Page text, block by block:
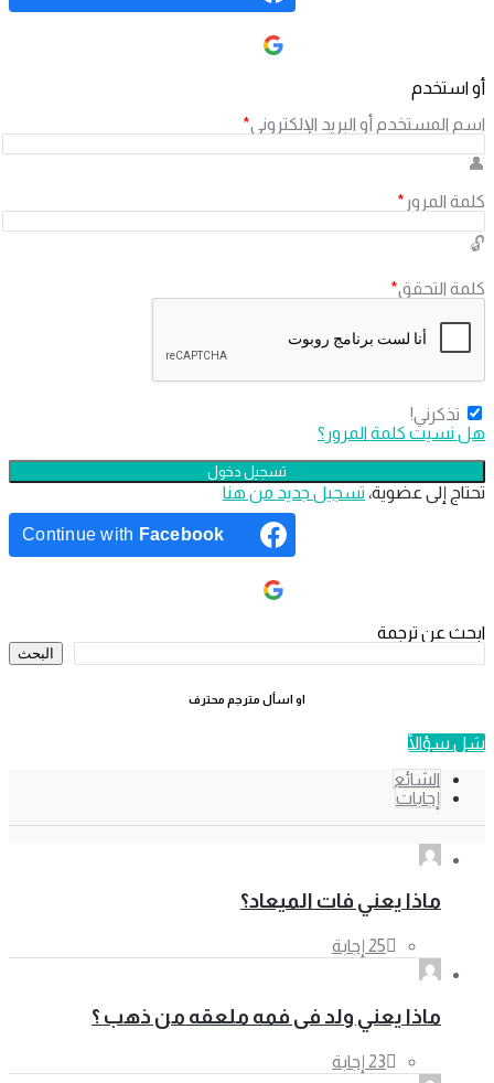
أو استخدم
اسم المستخدم أو البريد الإلكتروني*
كلمة المرور *
كلمة التحقق*
تذكرني!
هل نسيت كلمة المرور؟
تحتاج إلى عضوية، ‫تسجيل جديد من هنا
Continue with Facebook
القائمة
ابحث عن ترجمة
البحث
او اسأل مترجم محترف
سَل سؤالًا
الشائع
إجابات
ماذا يعني فات الميعاد؟
ماذا يعني ولد فى فمه ملعقه من ذهب ؟